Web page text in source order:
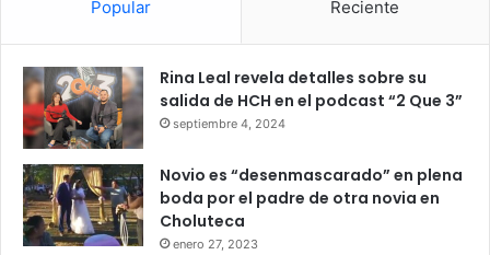
Popular Reciente
Rina Leal revela detalles sobre su
salida de HCH en el podcast “2 Que 3”
septiembre 4, 2024
Novio es “desenmascarado” en plena
boda por el padre de otra novia en
Choluteca
enero 27, 2023